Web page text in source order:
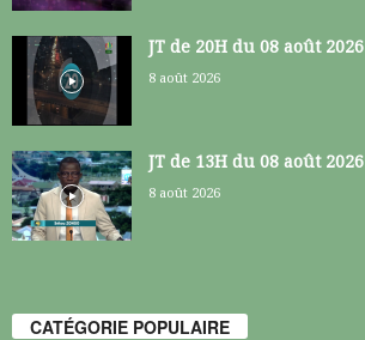
JT de 20H du 08 août 2026
8 août 2026
JT de 13H du 08 août 2026
8 août 2026
CATÉGORIE POPULAIRE